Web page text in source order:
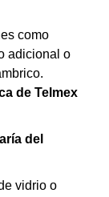
como
adicional o
de Telmex
del
vidrio o